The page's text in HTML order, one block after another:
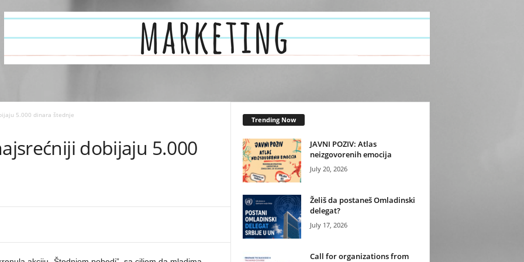
5.000 dinara štednje
dobijaju 5.000
Trending Now
JAVNI POZIV: Atlas
neizgovorenih emocija
July 20, 2026
Želiš da postaneš Omladinski
delegat?
July 17, 2026
Call for organizations from